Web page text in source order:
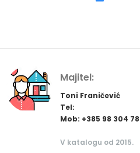
Majitel:
Toni Franičević
Tel:
Mob: +385 98 304
V katalogu od 2015.